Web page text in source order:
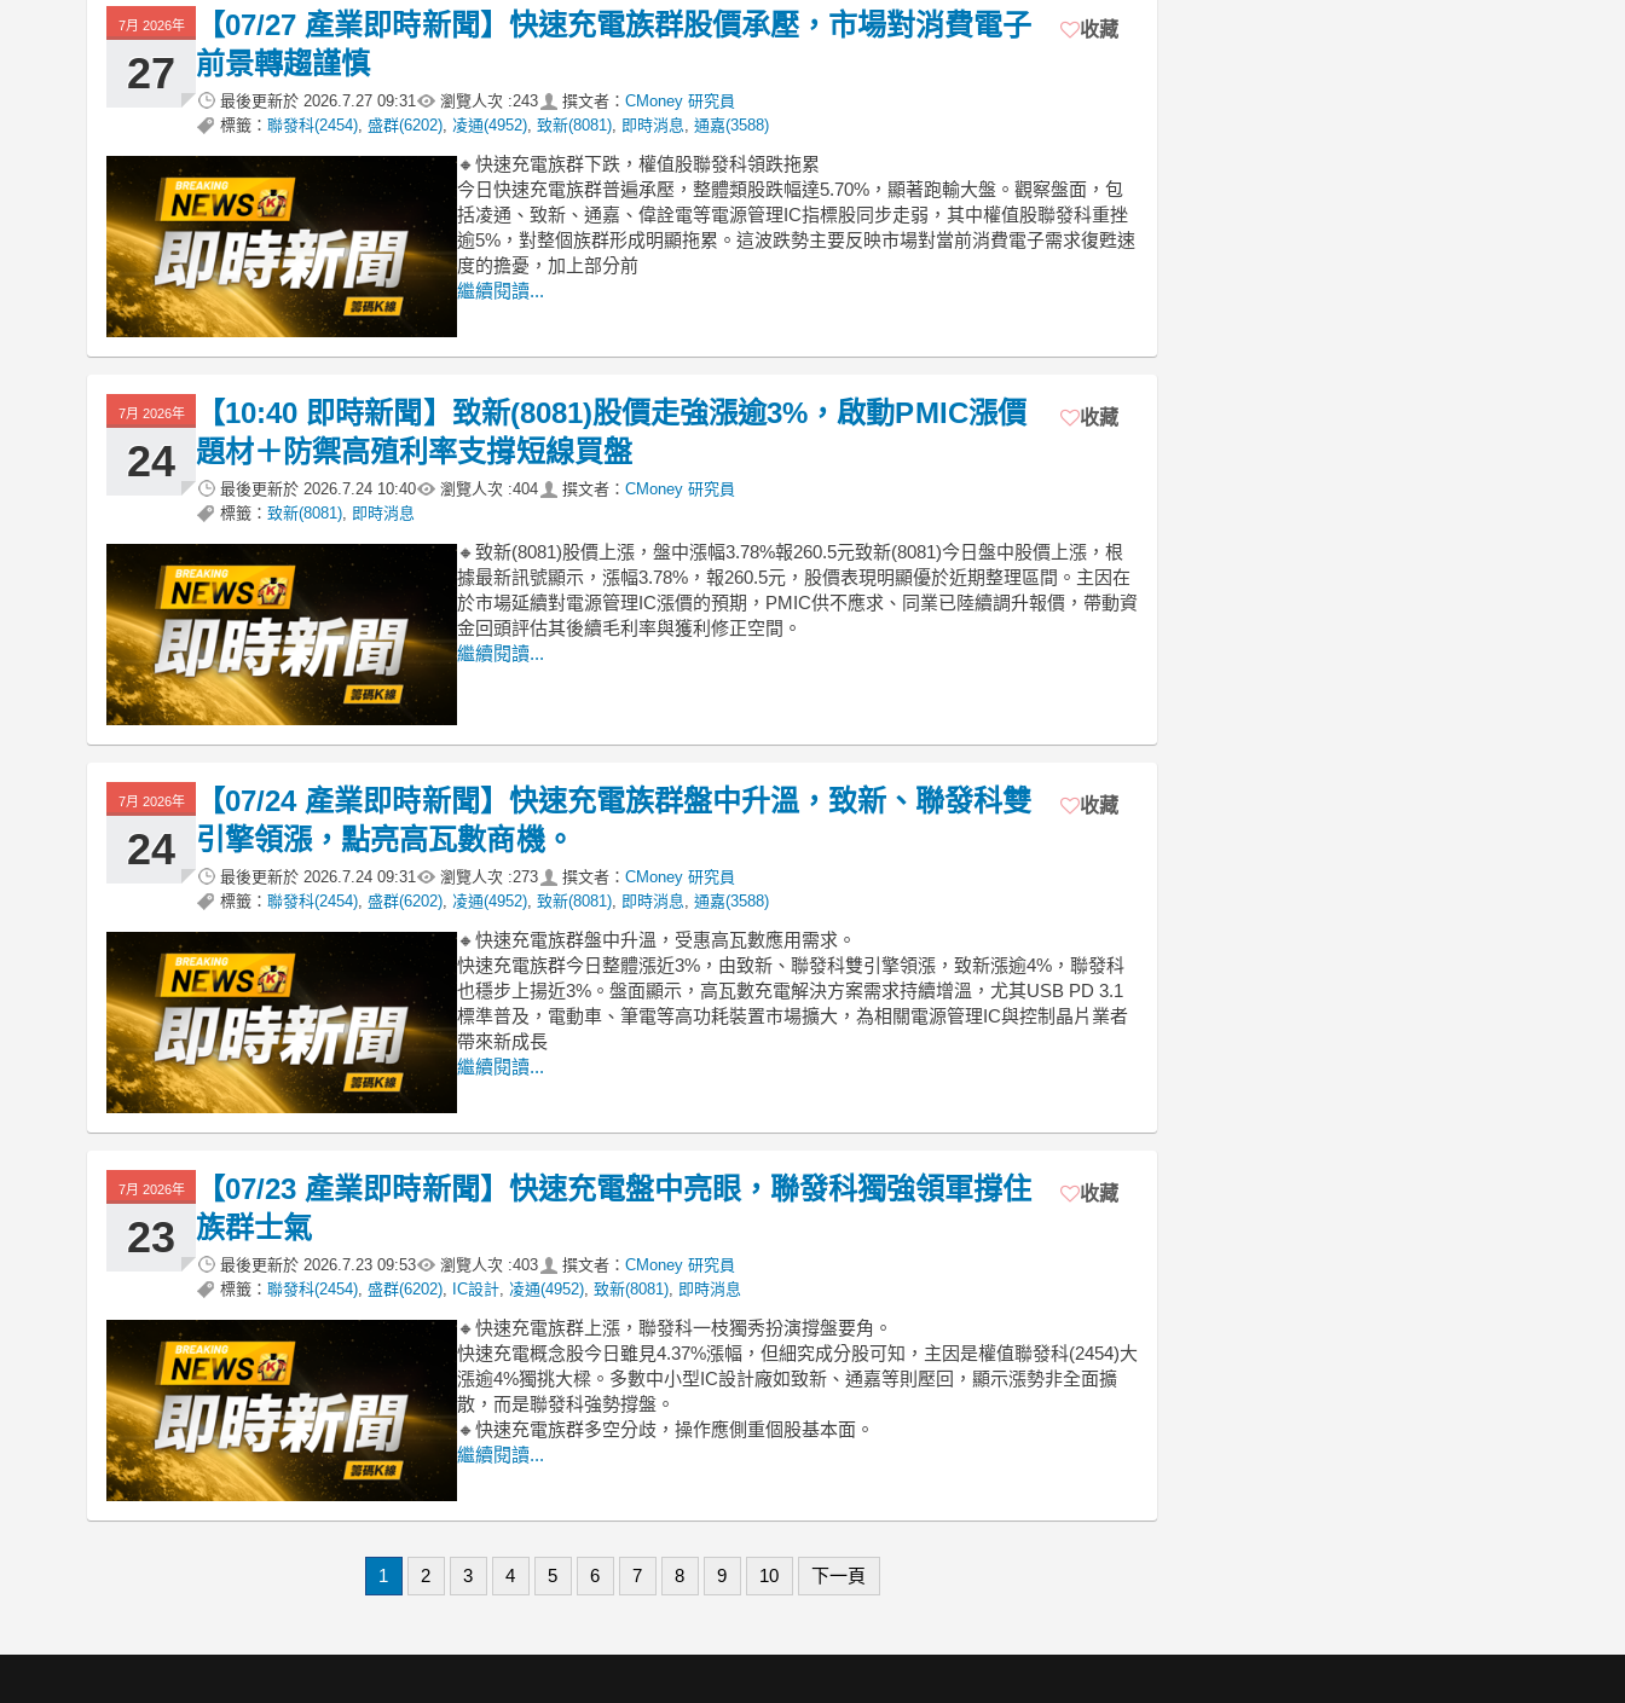
7月 2026年
27
【07/27 產業即時新聞】快速充電族群股價承壓，市場對消費電子
前景轉趨謹慎
最後更新於 2026.7.27 09:31 瀏覽人次 :243 撰文者： CMoney 研究員
標籤： 聯發科(2454) 盛群(6202) 凌通(4952) 致新(8081) 即時消息 通嘉(3588)
收藏
🔸快速充電族群下跌，權值股聯發科領跌拖累
今日快速充電族群普遍承壓，整體類股跌幅達5.70%，顯著跑輸大盤。觀察盤面，包
括凌通、致新、通嘉、偉詮電等電源管理IC指標股同步走弱，其中權值股聯發科重挫
逾5%，對整個族群形成明顯拖累。這波跌勢主要反映市場對當前消費電子需求復甦速
度的擔憂，加上部分前
繼續閱讀...
7月 2026年
24
【10:40 即時新聞】致新(8081)股價走強漲逾3%，啟動PMIC漲價
題材＋防禦高殖利率支撐短線買盤
最後更新於 2026.7.24 10:40 瀏覽人次 :404 撰文者： CMoney 研究員
標籤： 致新(8081) 即時消息
收藏
🔸致新(8081)股價上漲，盤中漲幅3.78%報260.5元致新(8081)今日盤中股價上漲，根
據最新訊號顯示，漲幅3.78%，報260.5元，股價表現明顯優於近期整理區間。主因在
於市場延續對電源管理IC漲價的預期，PMIC供不應求、同業已陸續調升報價，帶動資
金回頭評估其後續毛利率與獲利修正空間。
繼續閱讀...
7月 2026年
24
【07/24 產業即時新聞】快速充電族群盤中升溫，致新、聯發科雙
引擎領漲，點亮高瓦數商機。
最後更新於 2026.7.24 09:31 瀏覽人次 :273 撰文者： CMoney 研究員
標籤： 聯發科(2454) 盛群(6202) 凌通(4952) 致新(8081) 即時消息 通嘉(3588)
收藏
🔸快速充電族群盤中升溫，受惠高瓦數應用需求。
快速充電族群今日整體漲近3%，由致新、聯發科雙引擎領漲，致新漲逾4%，聯發科
也穩步上揚近3%。盤面顯示，高瓦數充電解決方案需求持續增溫，尤其USB PD 3.1
標準普及，電動車、筆電等高功耗裝置市場擴大，為相關電源管理IC與控制晶片業者
帶來新成長
繼續閱讀...
7月 2026年
23
【07/23 產業即時新聞】快速充電盤中亮眼，聯發科獨強領軍撐住
族群士氣
最後更新於 2026.7.23 09:53 瀏覽人次 :403 撰文者： CMoney 研究員
標籤： 聯發科(2454) 盛群(6202) IC設計 凌通(4952) 致新(8081) 即時消息
收藏
🔸快速充電族群上漲，聯發科一枝獨秀扮演撐盤要角。
快速充電概念股今日雖見4.37%漲幅，但細究成分股可知，主因是權值聯發科(2454)大
漲逾4%獨挑大樑。多數中小型IC設計廠如致新、通嘉等則壓回，顯示漲勢非全面擴
散，而是聯發科強勢撐盤。
🔸快速充電族群多空分歧，操作應側重個股基本面。
繼續閱讀...
1 2 3 4 5 6 7 8 9 10 下一頁